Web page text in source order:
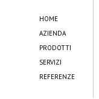
HOME
AZIENDA
PRODOTTI
SERVIZI
REFERENZE